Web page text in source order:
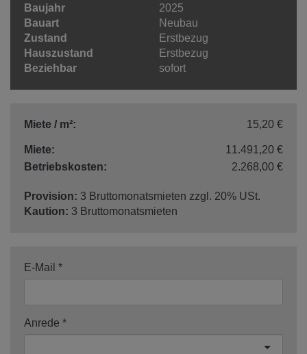
Baujahr
2025
Bauart
Neubau
Zustand
Erstbezug
Hauszustand
Erstbezug
Beziehbar
sofort
Miete / m²: 15,20 €
Miete:
11.491,20 €
Betriebskosten:
2.268,00 €
Provision: 3 Bruttomonatsmieten zzgl. 20% USt.
Kaution: 3 Bruttomonatsmieten
E-Mail
Anrede